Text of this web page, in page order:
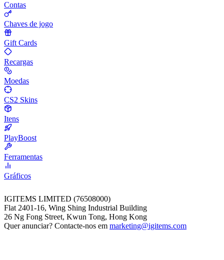
Contas
Chaves de jogo
Gift Cards
Recargas
Moedas
CS2 Skins
Itens
PlayBoost
Ferramentas
Gráficos
IGITEMS LIMITED (76508000)
Flat 2401-16, Wing Shing Industrial Building
26 Ng Fong Street, Kwun Tong, Hong Kong
Quer anunciar? Contacte-nos em marketing@igitems.com